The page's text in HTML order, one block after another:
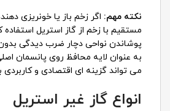
نکته مهم: اگر زخم باز یا خونریزی
مستقیم با زخم از گاز استریل استفاده
پوشاندن نواحی دچار ضرب دیدگی بدون
به عنوان لایه محافظ روی پانسمان
می تواند گزینه ای اقتصادی و کاربردی
انواع گاز غیر استریل